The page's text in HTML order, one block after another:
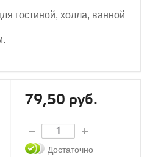
гостиной, холла, ванной
79,50 руб.
Достаточно